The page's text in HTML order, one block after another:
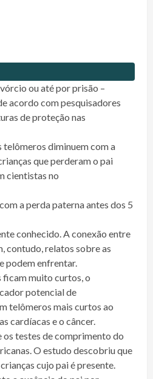
ou até por prisão –
acordo com pesquisadores
de proteção nas
telômeros diminuem com a
que perderam o pai
cientistas no
a perda paterna antes dos 5
conhecido. A conexão entre
contudo, relatos sobre as
podem enfrentar.
ficam muito curtos, o
potencial de
telômeros mais curtos ao
cardíacas e o câncer.
os testes de comprimento do
O estudo descobriu que
cujo pai é presente.